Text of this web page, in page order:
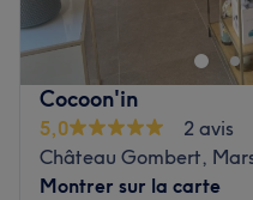
temps de reposer votre
prestations sur mesure
Transport public le plus
À cinq minutes à pied de
Fabrégoules.
Cocoon'in
5,0
2 avis
Château Gombert,
Montrer sur la carte